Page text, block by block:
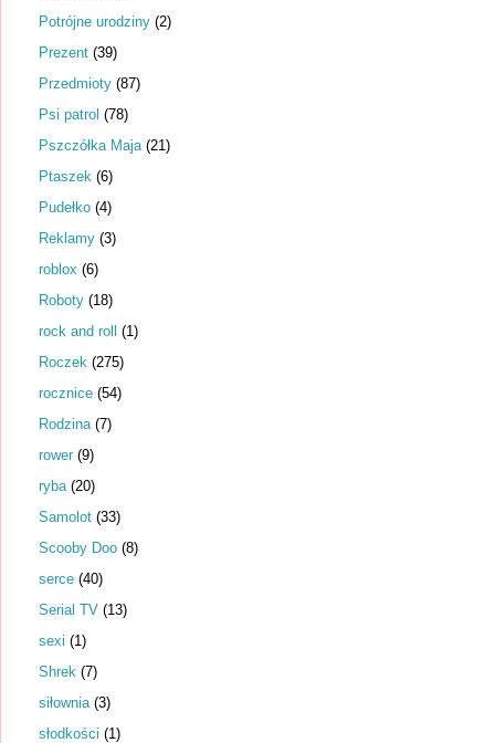
Potrójne urodziny (2)
Prezent (39)
Przedmioty (87)
Psi patrol (78)
Pszczółka Maja (21)
Ptaszek (6)
Pudełko (4)
Reklamy (3)
roblox (6)
Roboty (18)
rock and roll (1)
Roczek (275)
rocznice (54)
Rodzina (7)
rower (9)
ryba (20)
Samolot (33)
Scooby Doo (8)
serce (40)
Serial TV (13)
sexi (1)
Shrek (7)
siłownia (3)
słodkości (1)